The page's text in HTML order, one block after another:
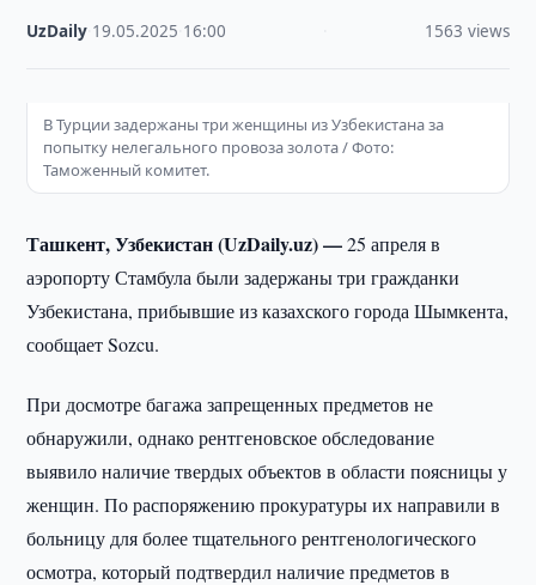
UzDaily 19.05.2025 16:00 1563 views
В Турции задержаны три женщины из Узбекистана за
попытку нелегального провоза золота / Фото:
Таможенный комитет.
Ташкент, Узбекистан (UzDaily.uz) —25 апреля в
аэропорту Стамбула были задержаны три гражданки
Узбекистана, прибывшие из казахского города Шымкента,
сообщает Sozcu.
При досмотре багажа запрещенных предметов не
обнаружили, однако рентгеновское обследование
выявило наличие твердых объектов в области поясницы у
женщин. По распоряжению прокуратуры их направили в
больницу для более тщательного рентгенологического
осмотра, который подтвердил наличие предметов в